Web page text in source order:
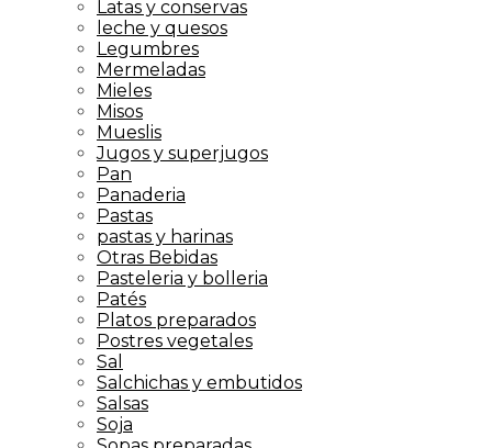
Latas y conservas
leche y quesos
Legumbres
Mermeladas
Mieles
Misos
Mueslis
Jugos y superjugos
Pan
Panaderia
Pastas
pastas y harinas
Otras Bebidas
Pasteleria y bolleria
Patés
Platos preparados
Postres vegetales
Sal
Salchichas y embutidos
Salsas
Soja